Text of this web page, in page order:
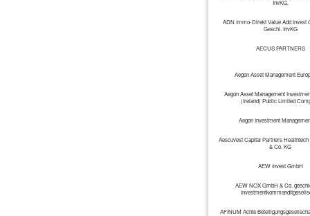
InvKG.
ADN Immo-Direkt Value Add Invest
Geschl. InvKG
AECUS PARTNERS
Aegon Asset Management
Aegon Asset Management
(Ireland) Public Limited
Aegon Investment
Aescuvest Capital Partners
& Co. KG
AEW Invest GmbH
AEW NOX GmbH & Co.
AFINUM Achte